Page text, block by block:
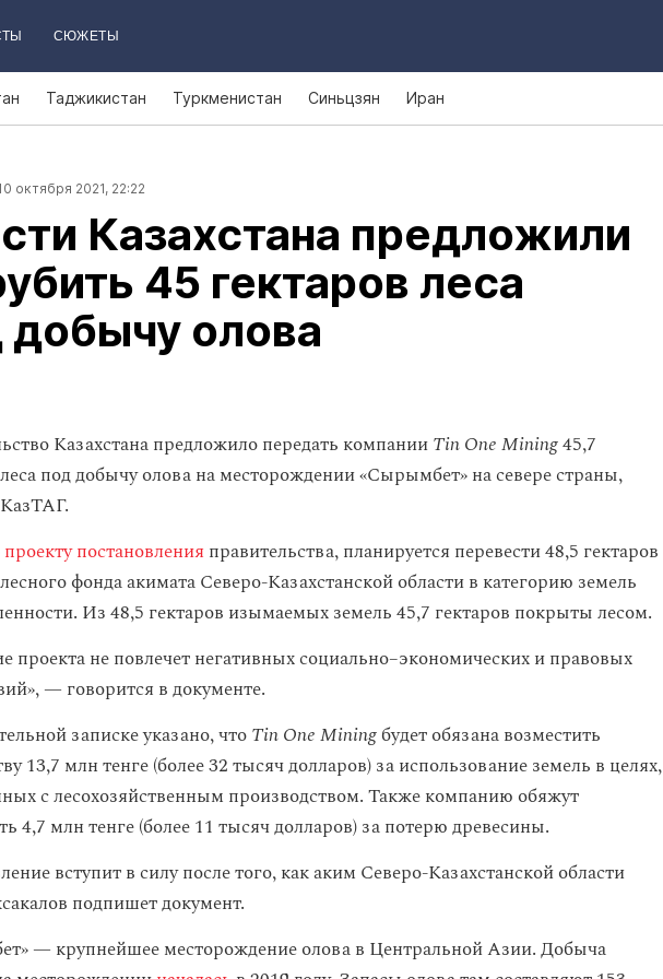
СЮЖЕТЫ
Таджикистан Туркменистан Синьцзян Иран
октября 2021, 22:22
Казахстана предложили
45 гектаров леса
добычу олова
Казахстана предложило передать компанииTin One Mining45,7
под добычу олова на месторождении «Сырымбет» на севере страны,
КазТАГ.
проекту постановления правительства, планируется перевести 48,5 гектаров
фонда акимата Северо-Казахстанской области в категорию земель
Из 48,5 гектаров изымаемых земель 45,7 гектаров покрыты лесом.
проекта не повлечет негативных социально–экономических и правовых
— говорится в документе.
записке указано, чтоTin One Miningбудет обязана возместить
13,7 млн тенге (более 32 тысяч долларов) за использование земель в целях,
с лесохозяйственным производством. Также компанию обяжут
4,7 млн тенге (более 11 тысяч долларов) за потерю древесины.
вступит в силу после того, как аким Северо-Казахстанской области
подпишет документ.
— крупнейшее месторождение олова в Центральной Азии. Добыча